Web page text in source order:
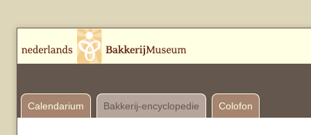
Calendarium Bakkerij-encyclopedie Colofon